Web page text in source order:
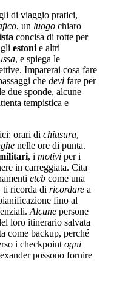
di viaggio pratici,
, un luogo chiaro
concisa di rotte per
estoni e altri
, e spiega le
Imparerai cosa fare
che devi fare per
due sponde, alcune
tempistica e
orari di chiusura,
nelle ore di punta.
, i motivi per i
in carreggiata. Cita
etcb come una
ricorda di ricordare a
fino al
Alcune persone
loro itinerario salvata
come backup, perché
i checkpoint ogni
possono fornire